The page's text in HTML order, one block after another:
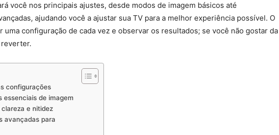
você nos principais ajustes, desde modos de imagem básicos até
ajudando você a ajustar sua TV para a melhor experiência possível. O
uma configuração de cada vez e observar os resultados; se você não gostar da
configurações
essenciais de imagem
e nitidez
avançadas para